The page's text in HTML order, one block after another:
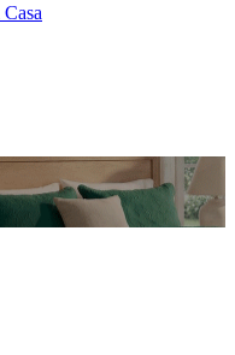
Casa